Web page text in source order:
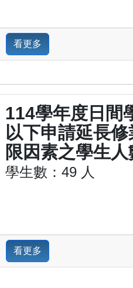
看更多
114學年度日間
以下申請延長修
限因素之學生人
學生數：49 人
看更多